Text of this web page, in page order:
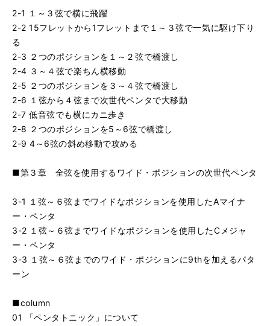
2-1 １～３弦で横に飛躍
2-2 15フレットから1フレットまで１～３弦で一気に駆け下り
る
2-3 ２つのポジションを１～２弦で橋渡し
2-4 ３～４弦で楽ちん横移動
2-5 ２つのポジションを３～４弦で橋渡し
2-6 １弦から４弦まで次世代ペンタで大移動
2-7 低音弦でも横にカニ歩き
2-8 ２つのポジションを5～6弦で橋渡し
2-9 4～6弦の斜め移動で攻める
■第３章 全弦を使用するワイド・ポジションの次世代ペンタ
3-1 １弦～６弦までワイドなポジションを使用したAマイナ
ー・ペンタ
3-2 １弦～６弦までワイドなポジションを使用したCメジャ
ー・ペンタ
3-3 １弦～６弦までのワイド・ポジションに9thを加えるパタ
ーン
■column
01 「ペンタトニック」について